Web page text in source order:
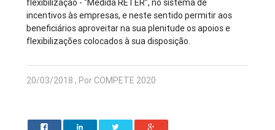
flexibilização - “Medida RETER”, no sistema de
incentivos às empresas, e neste sentido permitir aos
beneficiários aproveitar na sua plenitude os apoios e
flexibilizações colocados à sua disposição.
20/03/2018 , Por COMPETE 2020